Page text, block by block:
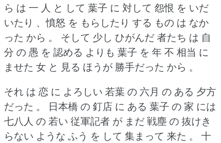
ら は 一 人 と して 葉子 に 対して 怨恨 を いだ
いたり 、憤怒 を もらしたり する もの は なか
った から 。
そして 少し ひがんだ 者たち は 自
分 の 愚 を 認める よりも 葉子 を 年 不 相当 に
ませた 女 と 見る ほうが 勝手だった から 。
それ は 恋 に よろしい 若葉 の 六月 の ある 夕方
だった 。
日本橋 の 釘店 に ある 葉子 の 家 には
七八人 の 若い 従軍記者 が まだ 戦塵 の 抜けき
らない ような ふう を して 集まって 来た 。
十